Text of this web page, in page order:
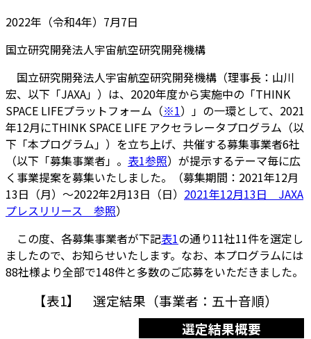
2022年（令和4年）7月7日
国立研究開発法人宇宙航空研究開発機構
国立研究開発法人宇宙航空研究開発機構（理事長：山川
宏、以下「JAXA」）は、2020年度から実施中の「THINK
SPACE LIFEプラットフォーム（※1）」の一環として、2021
年12月にTHINK SPACE LIFE アクセラレータプログラム（以
下「本プログラム」）を立ち上げ、共催する募集事業者6社
（以下「募集事業者」。 表1参照）が提示するテーマ毎に広
く事業提案を募集いたしました。（募集期間：2021年12月
13日（月）～2022年2月13日（日） 2021年12月13日 JAXA
プレスリリース 参照）
この度、各募集事業者が下記表1の通り11社11件を選定し
ましたので、お知らせいたします。なお、本プログラムには
88社様より全部で148件と多数のご応募をいただきました。
【表1】 選定結果（事業者：五十音順）
選定結果概要